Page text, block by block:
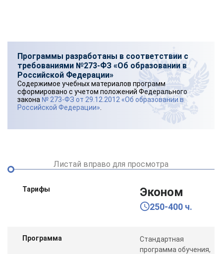
Программы разработаны в соответствии с
требованиями №273-ФЗ «Об образовании в
Российской Федерации»
Содержимое учебных материалов программ
сформировано с учетом положений Федерального
закона № 273-ФЗ от 29.12.2012 «Об образовании в
Российской Федерации»
Листай вправо для просмотра
Тарифы Эконом
250-400 ч.
Программа
Стандартная
программа обучения,